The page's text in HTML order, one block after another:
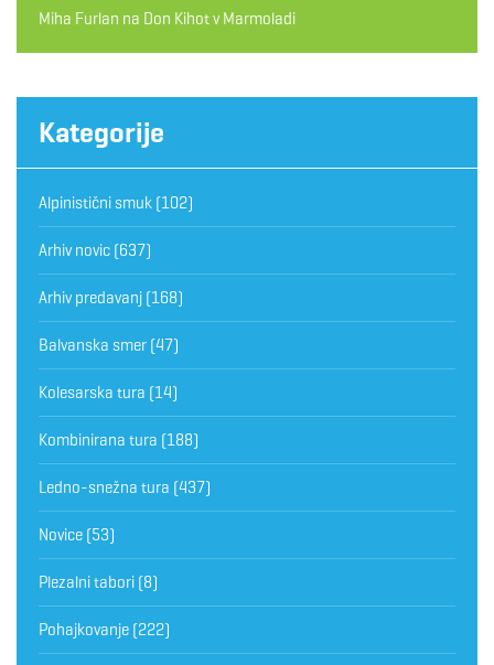
Miha Furlan na Don Kihot v Marmoladi
Kategorije
Alpinistični smuk (102)
Arhiv novic (637)
Arhiv predavanj (168)
Balvanska smer (47)
Kolesarska tura (14)
Kombinirana tura (188)
Ledno-snežna tura (437)
Novice (53)
Plezalni tabori (8)
Pohajkovanje (222)